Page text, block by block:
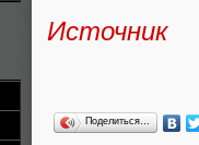
Источник
Поделиться…